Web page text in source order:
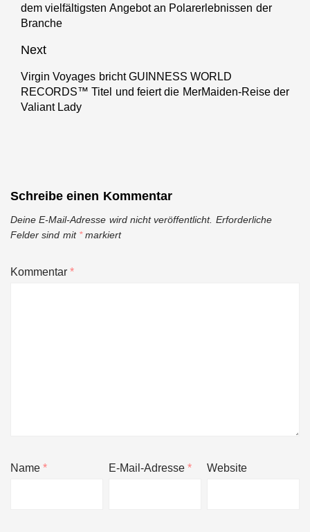
post:
dem vielfältigsten Angebot an Polarerlebnissen der
Branche
Next
Next
post:
Virgin Voyages bricht GUINNESS WORLD
RECORDS™ Titel und feiert die MerMaiden-Reise der
Valiant Lady
Schreibe einen Kommentar
Deine E-Mail-Adresse wird nicht veröffentlicht. Erforderliche
Felder sind mit *markiert
Kommentar*
Name* E-Mail-Adresse* Website